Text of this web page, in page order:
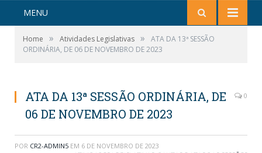
MENU
Home » Atividades Legislativas »
ATA DA 13ª SESSÃO
ORDINÁRIA, DE 06 DE NOVEMBRO DE 2023
ATA DA 13ª SESSÃO ORDINÁRIA, DE
06 DE NOVEMBRO DE 2023
0
POR CR2-ADMIN5 EM 6 DE NOVEMBRO DE 2023